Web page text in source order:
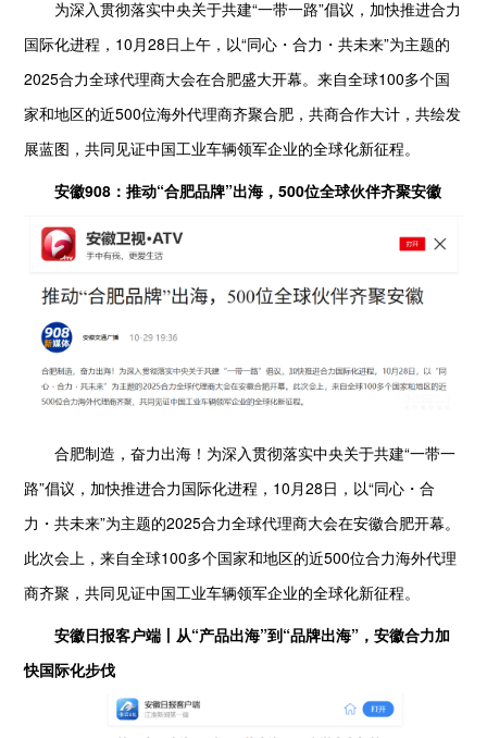
为深入贯彻落实中央关于共建“一带一路”倡议，加快推进合力
国际化进程，10月28日上午，以“同心・合力・共未来”为主题的
2025合力全球代理商大会在合肥盛大开幕。来自全球100多个国
家和地区的近500位海外代理商齐聚合肥，共商合作大计，共绘发
展蓝图，共同见证中国工业车辆领军企业的全球化新征程。
安徽908：推动“合肥品牌”出海，500位全球伙伴齐聚安徽
合肥制造，奋力出海！为深入贯彻落实中央关于共建“一带一
路”倡议，加快推进合力国际化进程，10月28日，以“同心・合
力・共未来”为主题的2025合力全球代理商大会在安徽合肥开幕。
此次会上，来自全球100多个国家和地区的近500位合力海外代理
商齐聚，共同见证中国工业车辆领军企业的全球化新征程。
安徽日报客户端丨从“产品出海”到“品牌出海”，安徽合力加
快国际化步伐